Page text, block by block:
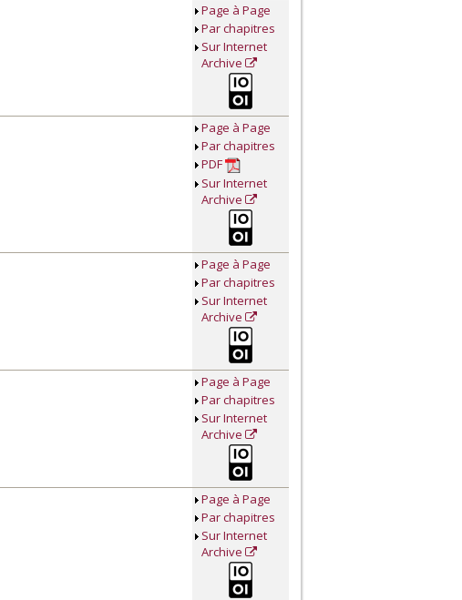
Page à Page
Par chapitres
Sur Internet
Archive
Page à Page
Par chapitres
PDF
Sur Internet
Archive
Page à Page
Par chapitres
Sur Internet
Archive
Page à Page
Par chapitres
Sur Internet
Archive
Page à Page
Par chapitres
Sur Internet
Archive